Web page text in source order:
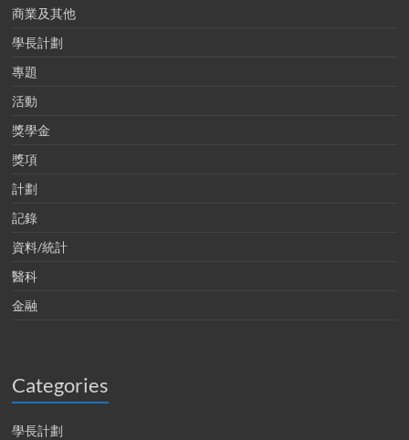
商業及其他
學長計劃
專題
活動
獎學金
獎項
計劃
記錄
資料/統計
醫科
金融
Categories
學長計劃